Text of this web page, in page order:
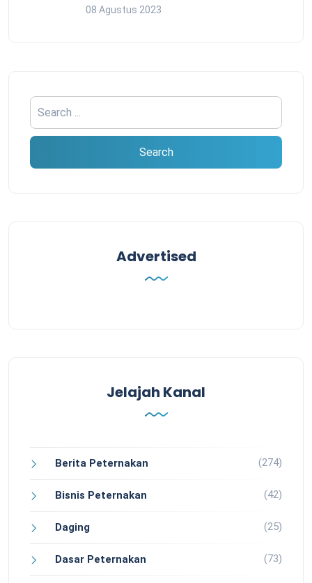
08 Agustus 2023
Advertised
Jelajah Kanal
Berita Peternakan (274)
Bisnis Peternakan (42)
Daging (25)
Dasar Peternakan (73)